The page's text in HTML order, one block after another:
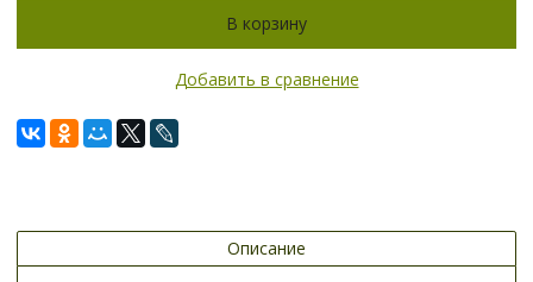
В корзину
Добавить в сравнение
Описание